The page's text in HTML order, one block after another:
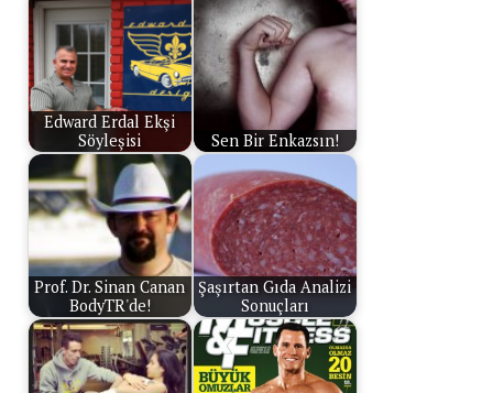
Edward Erdal Ekşi
Söyleşisi
Sen Bir Enkazsın!
Prof. Dr. Sinan Canan
BodyTR'de!
Şaşırtan Gıda Analizi
Sonuçları